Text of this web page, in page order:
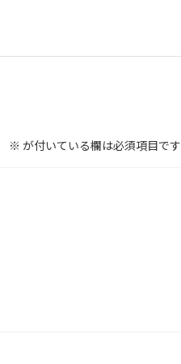
※ が付いている欄は必須項目です